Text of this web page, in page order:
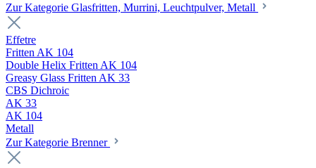
Zur Kategorie Glasfritten, Murrini, Leuchtpulver, Metall
Effetre
Fritten AK 104
Double Helix Fritten AK 104
Greasy Glass Fritten AK 33
CBS Dichroic
AK 33
AK 104
Metall
Zur Kategorie Brenner